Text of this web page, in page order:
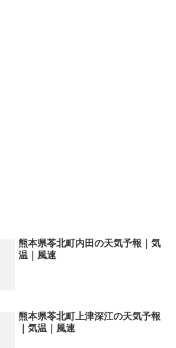
熊本県苓北町内田の天気予報｜気
温｜風速
熊本県苓北町上津深江の天気予報
｜気温｜風速